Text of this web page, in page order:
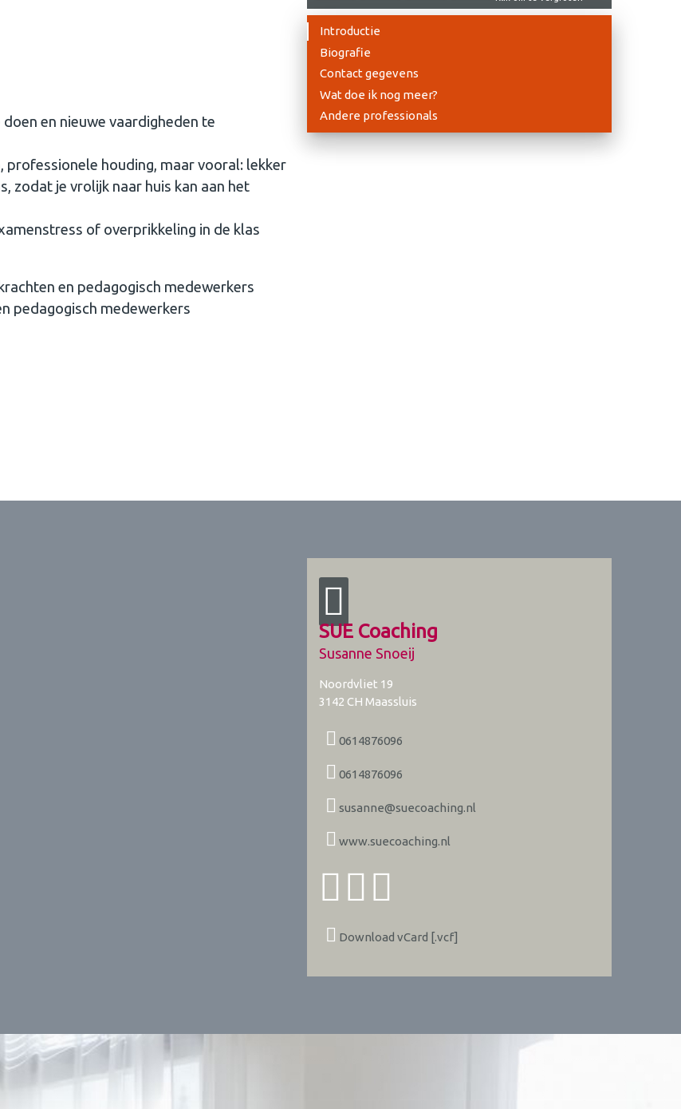
en nieuwe vaardigheden te
houding, maar vooral: lekker
zodat je vrolijk naar huis kan aan het
of overprikkeling in de klas
en pedagogisch medewerkers
pedagogisch medewerkers
Introductie
Biografie
Contact gegevens
Wat doe ik nog meer?
Andere professionals
SUE Coaching
Susanne Snoeij
Noordvliet 19
3142 CH Maassluis
0614876096
0614876096
susanne@suecoaching.nl
www.suecoaching.nl
Download vCard [.vcf]